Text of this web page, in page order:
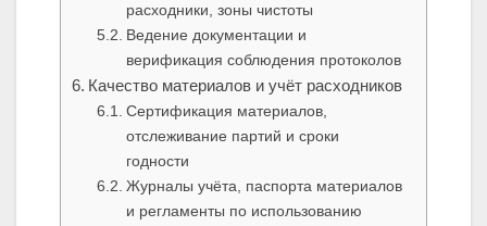
расходники, зоны чистоты
Ведение документации и
верификация соблюдения протоколов
Качество материалов и учёт расходников
Сертификация материалов,
отслеживание партий и сроки
годности
Журналы учёта, паспорта материалов
и регламенты по использованию